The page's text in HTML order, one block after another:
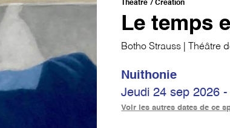
Théâtre Création
Le temps
Botho Strauss | Théâtre
Nuithonie
Jeudi 24 sep 2026
Voir les autres dates de ce